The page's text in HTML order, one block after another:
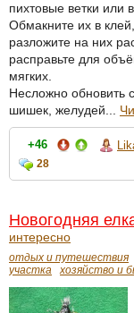
пихтовые ветки или
Обмакните их в
разложите на них
расправьте для
мягких.
Несложно обновить
шишек, желудей...
+46
28
Новогодняя
интересно
отдых и путешествия
участка
хозяйство и